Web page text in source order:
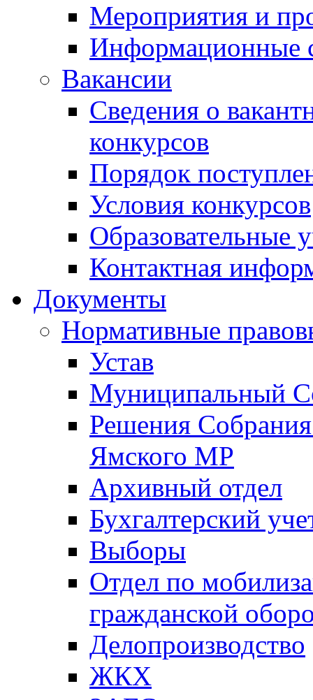
Мероприятия и
Информационные
Вакансии
Сведения о
конкурсов
Порядок
Условия конкурсов
Образовательные
Контактная
Документы
Нормативные
Устав
Муниципальный
Решения
Ямского МР
Архивный отдел
Бухгалтерский
Выборы
Отдел по
гражданской
Делопроизводство
ЖКХ